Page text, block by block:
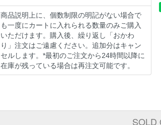
商品説明上に、個数制限の明記がない場合で
も一度にカートに入れられる数量のみご購入
いただけます。購入後、繰り返し「おかわ
り」注文はご遠慮ください。追加分はキャン
セルします。*最初のご注文から24時間以降に
在庫が残っている場合は再注文可能です。
SOLD